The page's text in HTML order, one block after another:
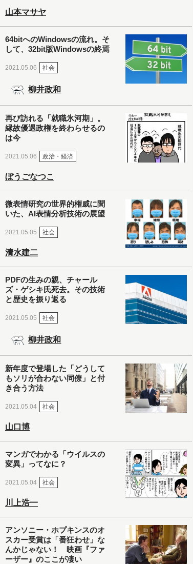
山本マサヤ
64bitへのWindowsの流れ。そ
して、32bit版Windowsの終焉
2021.05.06 社会
柳井政和
再び訪れる「就職氷河期」。
縁故優遇政権を終わらせるの
は今
2021.05.06 政治・経済
ぼうごなつこ
微表情研究の世界的権威に聞
いた、AI表情分析技術の展望
2021.05.05 社会
清水建二
PDFの生みの親、チャール
ズ・ゲシキ氏死去。その技術
と歴史を振り返る
2021.05.05 社会
柳井政和
新年度で登場した「どうして
もソリが合わない同僚」と付
き合う方法
2021.05.04 社会
山口博
マンガでわかる「ウイルスの
変異」ってなに？
2021.05.04 社会
川上浩一
アンソニー・ホプキンスのオ
スカー受賞は「番狂わせ」な
んかじゃない！ 映画『ファ
ーザー』のここが凄い